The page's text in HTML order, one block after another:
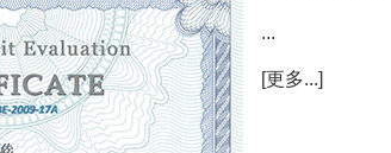
...
[更多...]